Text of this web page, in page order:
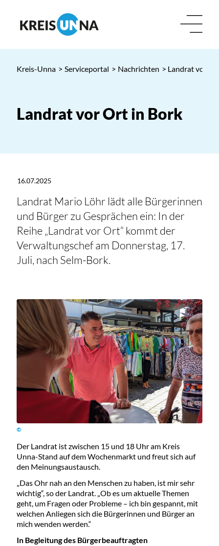
Kreis-Unna > Serviceportal > Nachrichten > Landrat vor
Landrat vor Ort in Bork
16.07.2025
Landrat Mario Löhr lädt alle Bürgerinnen
und Bürger zu Gesprächen ein: In der
Reihe „Landrat vor Ort“ kommt der
Verwaltungschef am Donnerstag, 17.
Juli, nach Selm-Bork.
©
Der Landrat ist zwischen 15 und 18 Uhr am Kreis
Unna-Stand auf dem Wochenmarkt und freut sich auf
den Meinungsaustausch.
„Das Ohr nah an den Menschen zu haben, ist mir sehr
wichtig“, so der Landrat. „Ob es um aktuelle Themen
geht, um Fragen oder Probleme – ich bin gespannt, mit
welchen Anliegen sich die Bürgerinnen und Bürger an
mich wenden werden.“
In Begleitung des Bürgerbeauftragten